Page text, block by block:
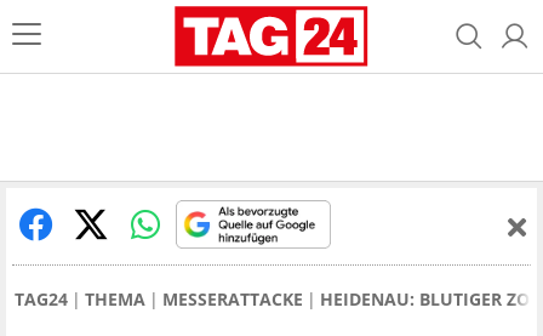
TAG24 THEMA MESSERATTACKE HEIDENAU: BLUTIGER